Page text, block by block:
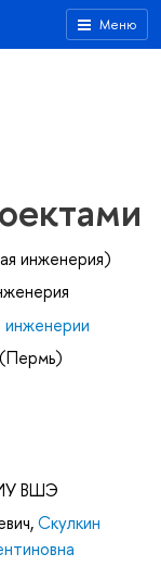
Меню
инженерия)
ВШЭ
,Скулкин